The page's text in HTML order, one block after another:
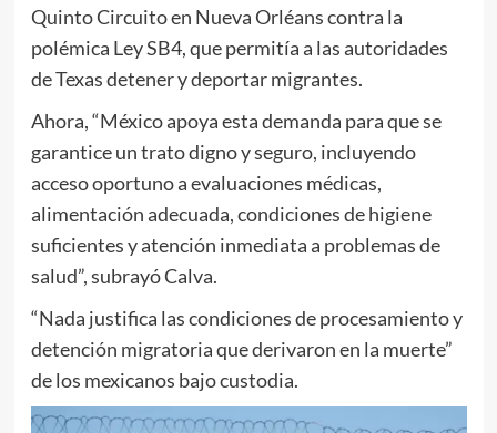
Quinto Circuito en Nueva Orléans contra la
polémica Ley SB4, que permitía a las autoridades
de Texas detener y deportar migrantes.
Ahora, “México apoya esta demanda para que se
garantice un trato digno y seguro, incluyendo
acceso oportuno a evaluaciones médicas,
alimentación adecuada, condiciones de higiene
suficientes y atención inmediata a problemas de
salud”, subrayó Calva.
“Nada justifica las condiciones de procesamiento y
detención migratoria que derivaron en la muerte”
de los mexicanos bajo custodia.